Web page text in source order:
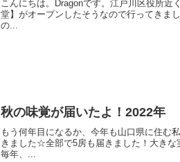
こんにちは。Dragonです。江戸川区役所近
堂】がオープンしたそうなので行ってきま
の...
秋の味覚が届いたよ！2022年
もう何年目になるか、今年も山口県に住む
きました☆全部で5房も届きました！大き
毎年、...